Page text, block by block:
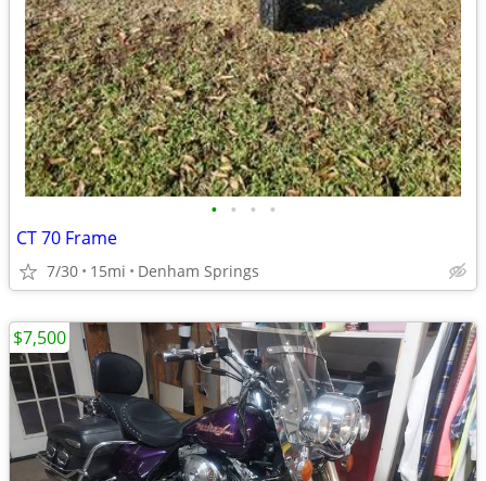
• • • •
CT 70 Frame
7/30 15mi Denham Springs
$7,500